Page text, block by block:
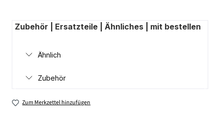
Zubehör | Ersatzteile | Ähnliches | mit bestellen
Ähnlich
Zubehör
Zum Merkzettel hinzufügen